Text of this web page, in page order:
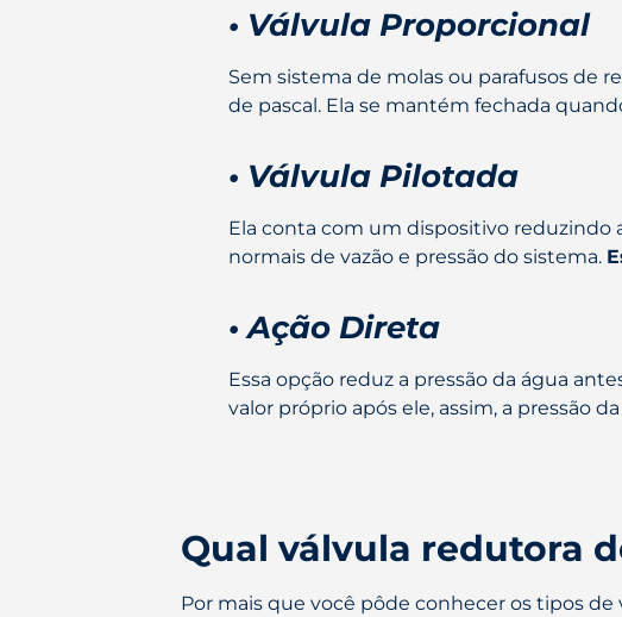
• Válvula Proporcional
Sem sistema de molas ou parafusos de
de pascal. Ela se mantém fechada
• Válvula Pilotada
Ela conta com um dispositivo reduzindo
normais de vazão e pressão do sistema.
• Ação Direta
Essa opção reduz a pressão da água
valor próprio após ele, assim, a pressão
Qual válvula redutora
Por mais que você pôde conhecer os tipos